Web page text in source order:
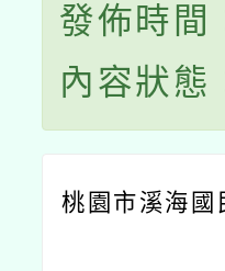
發佈時
內容狀態
桃園市溪海國